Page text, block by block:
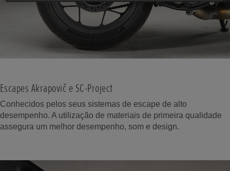
Escapes Akrapovič e SC-Project
Conhecidos pelos seus sistemas de escape de alto
desempenho. A utilização de materiais de primeira qualidade
assegura um melhor desempenho, som e design.